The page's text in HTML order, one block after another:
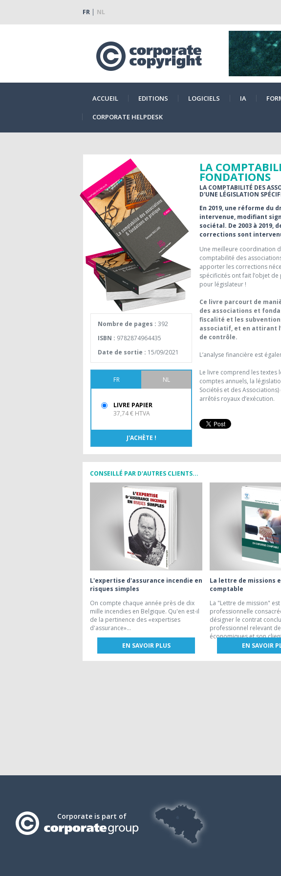
FR NL
ACCUEIL EDITIONS LOGICIELS IA
CORPORATE HELPDESK
LA
FONDATIONS
LA COMPTABILITÉ DES
D'UNE LÉGISLATION
En 2019, une réforme du
intervenue, modifiant
sociétal. De 2003 à
corrections sont
Une meilleure coordination
comptabilité des
apporter les corrections
spécificités ont fait l’objet
pour législateur !
Ce livre parcourt de
des associations et
fiscalité et les
associatif, et en attirant
de contrôle.
L’analyse financière est
Le livre comprend les textes
comptes annuels, la
Sociétés et des
arrêtés royaux d’exécution.
Nombre de pages : 392
ISBN : 9782874964435
Date de sortie : 15/09/2021
FR NL
LIVRE PAPIER
37,74 € HTVA
CONSEILLÉ PAR D'AUTRES CLIENTS...
L'expertise d'assurance incendie en
risques simples
On compte chaque année près de dix
mille incendies en Belgique. Qu'en est-il
de la pertinence des «expertises
d'assurance»...
EN SAVOIR PLUS
La lettre de missions
comptable
La "Lettre de mission"
professionnelle
désigner le contrat
professionnel relevant
économiques et son
EN SAVOIR
Corporate is part of